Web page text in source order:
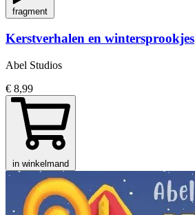
fragment
Kerstverhalen en wintersprookjes
Abel Studios
€ 8,99
in winkelmand